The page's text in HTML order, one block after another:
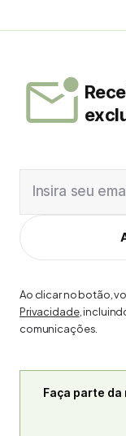
Insira seu
Ao clicar no botão,
Privacidade,
comunicações.
Faça parte da